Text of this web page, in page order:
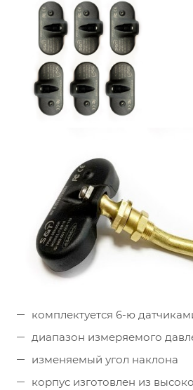
комплектуется 6-ю
диапазон измеряемого
изменяемый угол наклона
корпус изготовлен из